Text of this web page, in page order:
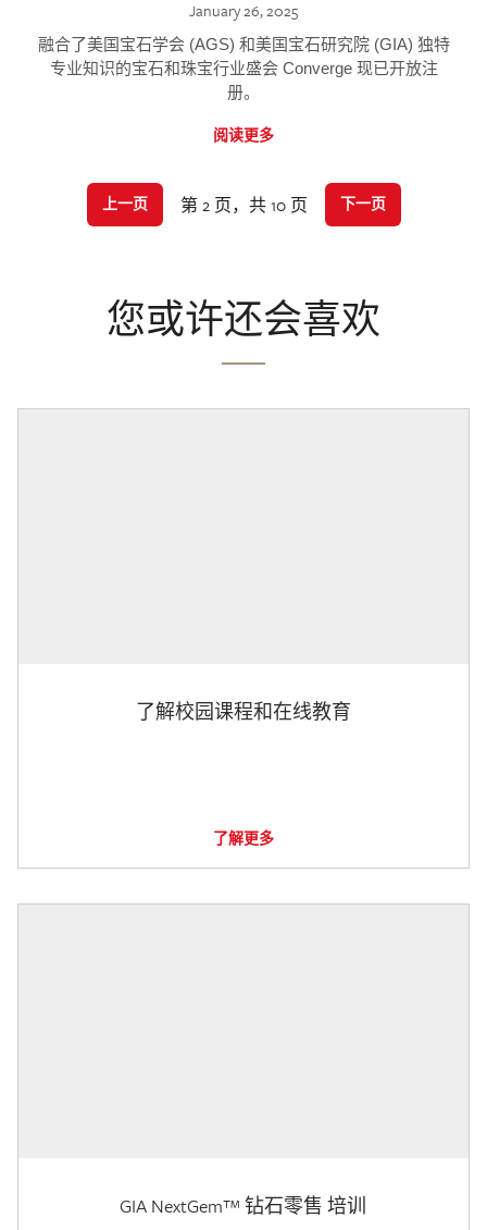
January 26, 2025
融合了美国宝石学会 (AGS) 和美国宝石研究院 (GIA) 独特
专业知识的宝石和珠宝行业盛会 Converge 现已开放注
册。
阅读更多
上一页 第 2 页，共 10 页 下一页
您或许还会喜欢
了解校园课程和在线教育
了解更多
GIA NextGem™ 钻石零售 培训